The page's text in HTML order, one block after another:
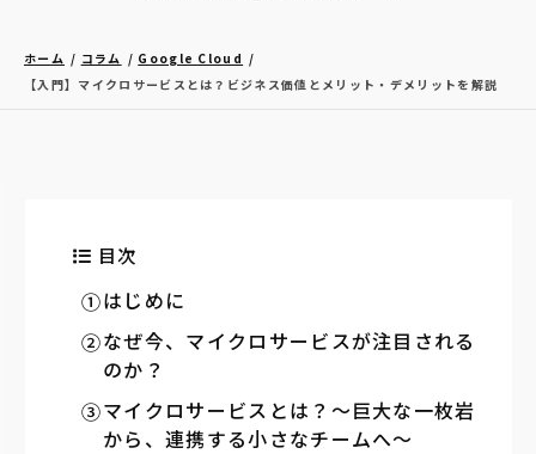
ホーム コラム
Google Cloud
【入門】マイクロサービスとは？ビジネス価値とメリット・デメリットを解説
目次
はじめに
なぜ今、マイクロサービスが注目される
のか？
マイクロサービスとは？〜巨大な一枚岩
から、連携する小さなチームへ〜